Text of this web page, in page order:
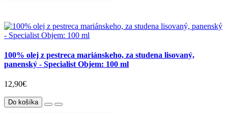
100% olej z pestreca mariánskeho, za studena lisovaný,
panenský - Specialist Objem: 100 ml
12,90€
Do košíka